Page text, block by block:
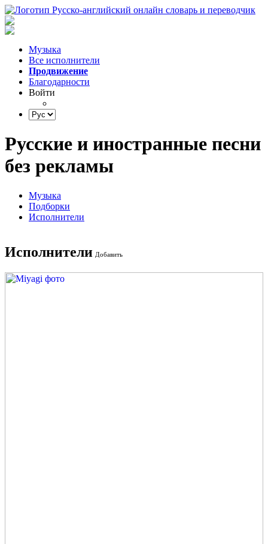
Музыка
Все исполнители
Продвижение
Благодарности
Войти
Русские и иностранные песни
без рекламы
Музыка
Подборки
Исполнители
Исполнители Добавить